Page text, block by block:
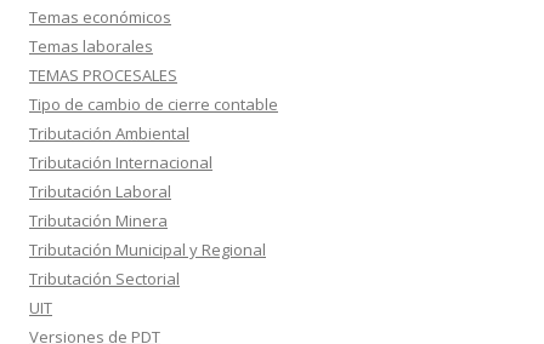
Temas económicos
Temas laborales
TEMAS PROCESALES
Tipo de cambio de cierre contable
Tributación Ambiental
Tributación Internacional
Tributación Laboral
Tributación Minera
Tributación Municipal y Regional
Tributación Sectorial
UIT
Versiones de PDT